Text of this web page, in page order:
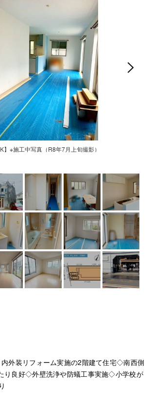
】※施工中写真（R8年7月上旬撮影）
内外装リフォーム実施の2階建て住宅◇南西側
り良好◇外壁洗浄や防蟻工事実施◇小学校が